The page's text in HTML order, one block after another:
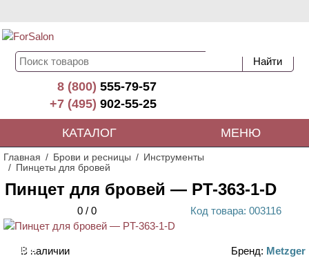
8 (800)555-79-57
+7 (495)902-55-25
КАТАЛОГ МЕНЮ
Главная Брови и ресницы
Инструменты
Пинцеты для бровей
Пинцет для бровей — PT-363-1-D
0 / 0 Код товара: 003116
АКЦИЯ
В наличии Бренд: Metzger